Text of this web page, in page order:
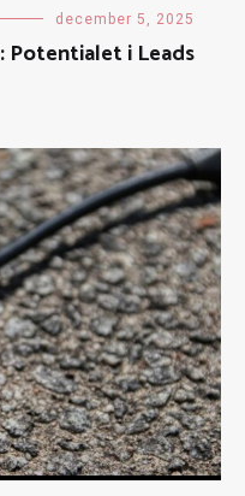
december 5, 2025
i Leads